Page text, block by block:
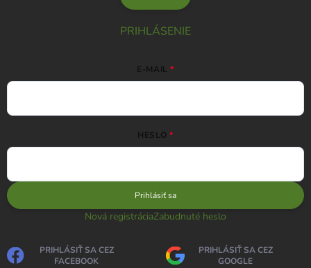
PRIHLÁSENIE
E-MAIL
HESLO
Prihlásiť sa
Nová registráciaZabudnuté heslo
PRIHLÁSIŤ SA CEZ
FACEBOOK
PRIHLÁSIŤ SA CEZ
GOOGLE